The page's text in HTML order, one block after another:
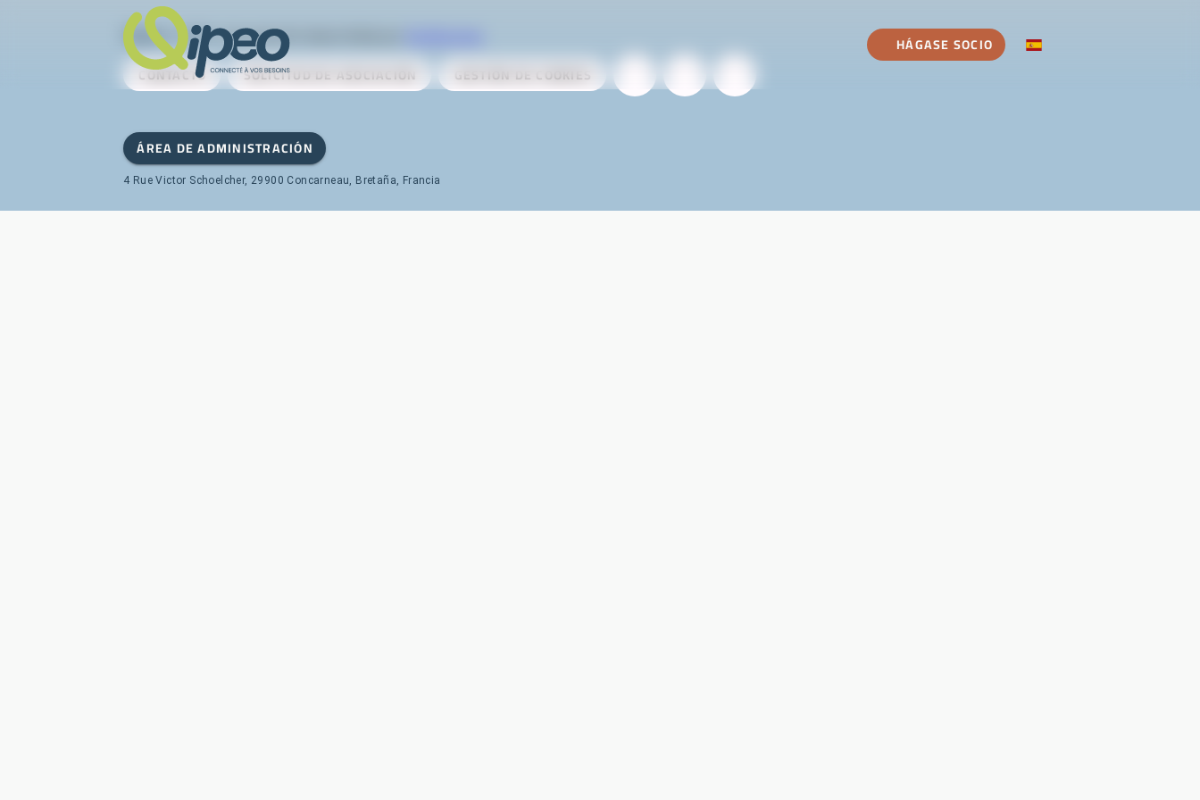
HÁGASE SOCIO
Qipeo © 2025 -Una solución desarrollada por
CONTACTO SOLICITUD DE ASOCIACIÓN GESTIÓN DE COOKIES
ÁREA DE ADMINISTRACIÓN
4 Rue Victor Schoelcher, 29900 Concarneau, Bretaña, Francia